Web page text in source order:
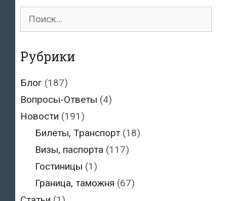
Поиск
Рубрики
Блог (187)
Вопросы-Ответы (4)
Новости (191)
Билеты, Транспорт(18)
Визы, паспорта (117)
Гостиницы (1)
Граница, таможня (67)